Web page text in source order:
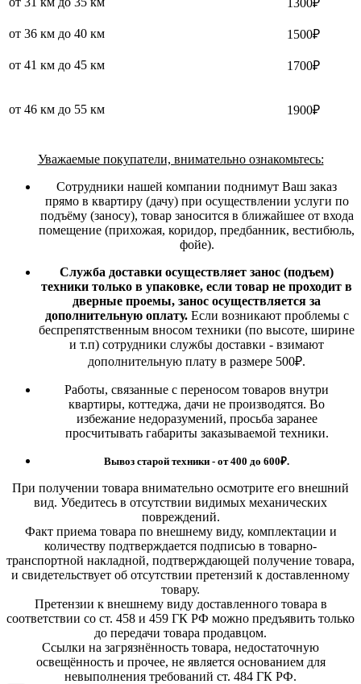
от 36 км до 40 км 1500₽
от 41 км до 45 км 1700₽
от 46 км до 55 км 1900₽
Уважаемые покупатели, внимательно ознакомьтесь:
Сотрудники нашей компании поднимут Ваш заказ
прямо в квартиру (дачу) при осуществлении услуги по
подъёму (заносу), товар заносится в ближайшее от входа
помещение (прихожая, коридор, предбанник, вестибюль,
фойе).
Служба доставки осуществляет занос (подъем)
техники только в упаковке, если товар не проходит в
дверные проемы, занос осуществляется за
дополнительную оплату. Если возникают проблемы с
беспрепятственным вносом техники (по высоте, ширине
и т.п) сотрудники службы доставки - взимают
дополнительную плату в размере 500₽.
Работы, связанные с переносом товаров внутри
квартиры, коттеджа, дачи не производятся. Во
избежание недоразумений, просьба заранее
просчитывать габариты заказываемой техники.
Вывоз старой техники - от 400 до 600₽.
При получении товара внимательно осмотрите его внешний
вид. Убедитесь в отсутствии видимых механических
повреждений.
Факт приема товара по внешнему виду, комплектации и
количеству подтверждается подписью в товарно-
транспортной накладной, подтверждающей получение товара,
и свидетельствует об отсутствии претензий к доставленному
товару.
Претензии к внешнему виду доставленного товара в
соответствии со ст. 458 и 459 ГК РФ можно предъявить только
до передачи товара продавцом.
Ссылки на загрязнённость товара, недостаточную
освещённость и прочее, не является основанием для
невыполнения требований ст. 484 ГК РФ.